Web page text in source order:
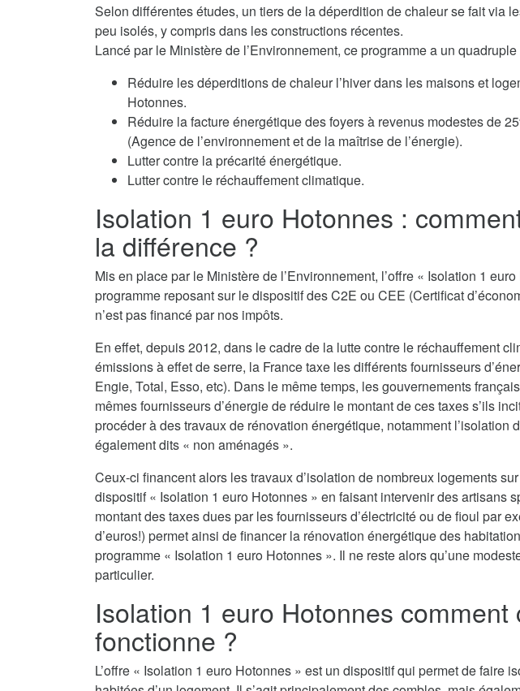
Selon différentes études, un tiers de la déperdition de chaleur se fait via
peu isolés, y compris dans les constructions récentes.
Lancé par le Ministère de l’Environnement, ce programme a un
Réduire les déperditions de chaleur l’hiver dans les maisons et
Hotonnes.
Réduire la facture énergétique des foyers à revenus modestes de
(Agence de l’environnement et de la maîtrise de l’énergie).
Lutter contre la précarité énergétique.
Lutter contre le réchauffement climatique.
Isolation 1 euro Hotonnes :
la différence ?
Mis en place par le Ministère de l’Environnement, l’offre « Isolation 1
programme reposant sur le dispositif des C2E ou CEE (Certificat
n’est pas financé par nos impôts.
En effet, depuis 2012, dans le cadre de la lutte contre le réchauffement
émissions à effet de serre, la France taxe les différents fournisseurs
Engie, Total, Esso, etc). Dans le même temps, les gouvernements
mêmes fournisseurs d’énergie de réduire le montant de ces taxes s’ils
procéder à des travaux de rénovation énergétique, notamment l’isolation
également dits « non aménagés ».
Ceux-ci financent alors les travaux d’isolation de nombreux logements
dispositif « Isolation 1 euro Hotonnes » en faisant intervenir des artisans
montant des taxes dues par les fournisseurs d’électricité ou de fioul par
d’euros!) permet ainsi de financer la rénovation énergétique des
programme « Isolation 1 euro Hotonnes ». Il ne reste alors qu’une
particulier.
Isolation 1 euro Hotonnes comment
fonctionne ?
L’offre « Isolation 1 euro Hotonnes » est un dispositif qui permet de faire